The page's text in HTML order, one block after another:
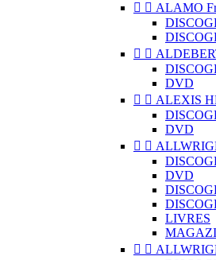
  ALAMO
 
DVD
  ALEXIS
DVD
 
DVD
LIVRES
 